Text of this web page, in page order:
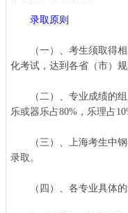
录取原则
（一）、考生须取得相
化考试，达到各省（市）
（二）、专业成绩的组
乐或器乐占80%，乐理占
（三）、上海考生中钢
录取。
（四）、各专业具体的